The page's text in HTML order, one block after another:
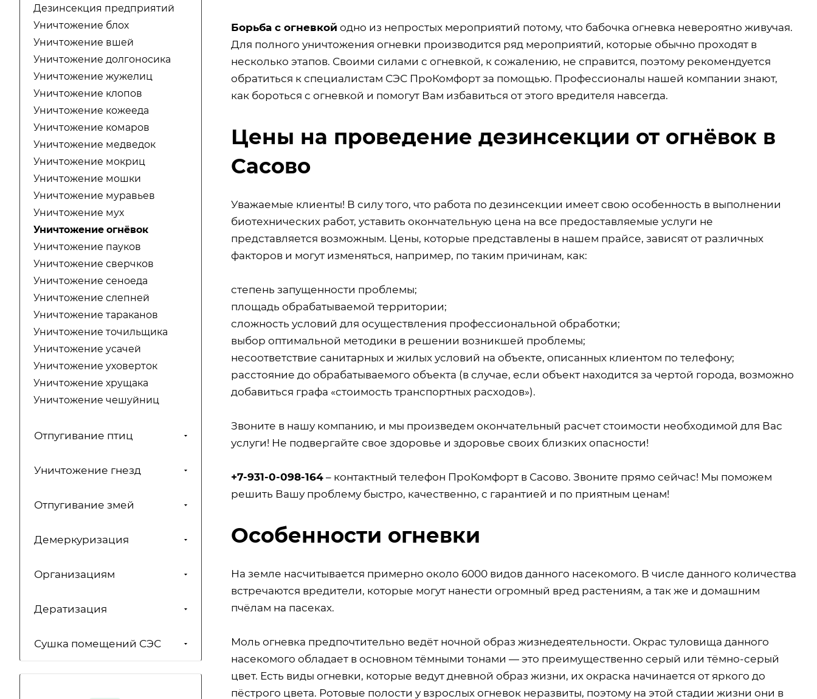
Борьба с огневкой одно из непростых мероприятий потому, что бабочка огневка невероятно живучая.
Для полного уничтожения огневки производится ряд мероприятий, которые обычно проходят в
несколько этапов. Своими силами с огневкой, к сожалению, не справится, поэтому рекомендуется
обратиться к специалистам СЭС ПроКомфорт за помощью. Профессионалы нашей компании знают,
как бороться с огневкой и помогут Вам избавиться от этого вредителя навсегда.
Цены на проведение дезинсекции от огнёвок в
Сасово
Уважаемые клиенты! В силу того, что работа по дезинсекции имеет свою особенность в выполнении
биотехнических работ, уставить окончательную цена на все предоставляемые услуги не
представляется возможным. Цены, которые представлены в нашем прайсе, зависят от различных
факторов и могут изменяться, например, по таким причинам, как:
степень запущенности проблемы;
площадь обрабатываемой территории;
сложность условий для осуществления профессиональной обработки;
выбор оптимальной методики в решении возникшей проблемы;
несоответствие санитарных и жилых условий на объекте, описанных клиентом по телефону;
расстояние до обрабатываемого объекта (в случае, если объект находится за чертой города, возможно
добавиться графа «стоимость транспортных расходов»).
Звоните в нашу компанию, и мы произведем окончательный расчет стоимости необходимой для Вас
услуги! Не подвергайте свое здоровье и здоровье своих близких опасности!
+7-931-0-098-164 – контактный телефон ПроКомфорт в Сасово. Звоните прямо сейчас! Мы поможем
решить Вашу проблему быстро, качественно, с гарантией и по приятным ценам!
Особенности огневки
На земле насчитывается примерно около 6000 видов данного насекомого. В числе данного количества
встречаются вредители, которые могут нанести огромный вред растениям, а так же и домашним
пчёлам на пасеках.
Моль огневка предпочтительно ведёт ночной образ жизнедеятельности. Окрас туловища данного
насекомого обладает в основном тёмными тонами — это преимущественно серый или тёмно-серый
цвет. Есть виды огневки, которые ведут дневной образ жизни, их окраска начинается от яркого до
пёстрого цвета. Ротовые полости у взрослых огневок неразвиты, поэтому на этой стадии жизни они в
Дезинсекция предприятий
Уничтожение блох
Уничтожение вшей
Уничтожение долгоносика
Уничтожение жужелиц
Уничтожение клопов
Уничтожение кожееда
Уничтожение комаров
Уничтожение медведок
Уничтожение мокриц
Уничтожение мошки
Уничтожение муравьев
Уничтожение мух
Уничтожение огнёвок
Уничтожение пауков
Уничтожение сверчков
Уничтожение сеноеда
Уничтожение слепней
Уничтожение тараканов
Уничтожение точильщика
Уничтожение усачей
Уничтожение уховерток
Уничтожение хрущака
Уничтожение чешуйниц
Отпугивание птиц
Уничтожение гнезд
Отпугивание змей
Демеркуризация
Организациям
Дератизация
Сушка помещений СЭС